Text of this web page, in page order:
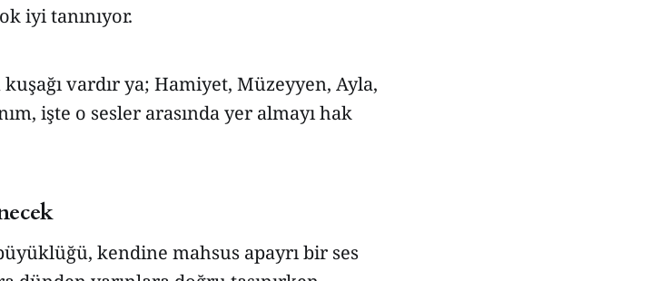
iyi tanınıyor.
vardır ya; Hamiyet, Müzeyyen, Ayla,
işte o sesler arasında yer almayı hak
kendine mahsus apayrı bir ses